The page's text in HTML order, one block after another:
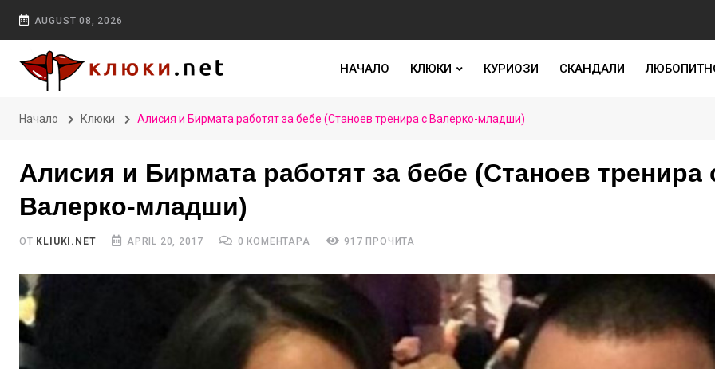
AUGUST 08, 2026
НАЧАЛО КЛЮКИ КУРИОЗИ СКАНДАЛИ
Начало Клюки Алисия и Бирмата работят за бебе (Станоев тренира с Валерко-младши)
Алисия и Бирмата работят за бебе (Станоев тренира
Валерко-младши)
ОТ KLIUKI.NET APRIL 20, 2017 0 КОМЕНТАРА 917 ПРОЧИТА